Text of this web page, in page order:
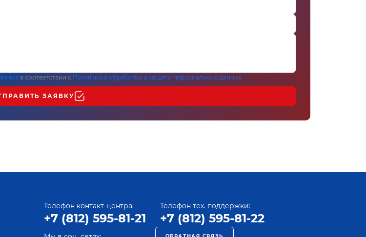
в соответствии с Политикой обработки и защиты персональных данных
ЗАЯВКУ
Телефон контакт-центра:
+7 (812) 595-81-21
Телефон тех. поддержки:
+7 (812) 595-81-22